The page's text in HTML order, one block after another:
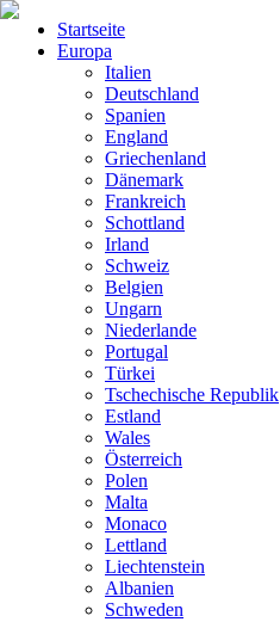
Startseite
Europa
Italien
Deutschland
Spanien
England
Griechenland
Dänemark
Frankreich
Schottland
Irland
Schweiz
Belgien
Ungarn
Niederlande
Portugal
Türkei
Tschechische Republik
Estland
Wales
Österreich
Polen
Malta
Monaco
Lettland
Liechtenstein
Albanien
Schweden